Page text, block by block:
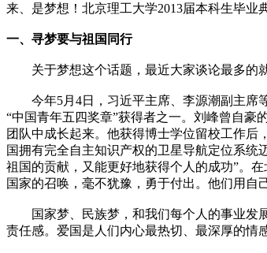
来、是梦想！北京理工大学2013届本科生毕业
一、寻梦要与祖国同行
关于梦想这个话题，最近大家谈论最多的就
今年5月4日，习近平主席、李源潮副主席等
“中国青年五四奖章”获得者之一。刘峰曾自豪
团队中成长起来。他获得博士学位留校工作
国拥有完全自主知识产权的卫星导航定位系
祖国的贡献，又能更好地获得个人的成功”。
国家的召唤，毫不犹豫，勇于付出。他们用自
国家梦、民族梦，和我们每个人的事业发展
责任感。爱国是人们内心最热切、最深厚的情